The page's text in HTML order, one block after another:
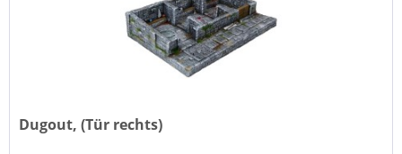
Dugout, (Tür rechts)